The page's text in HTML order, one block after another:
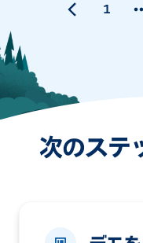
1
次のステ